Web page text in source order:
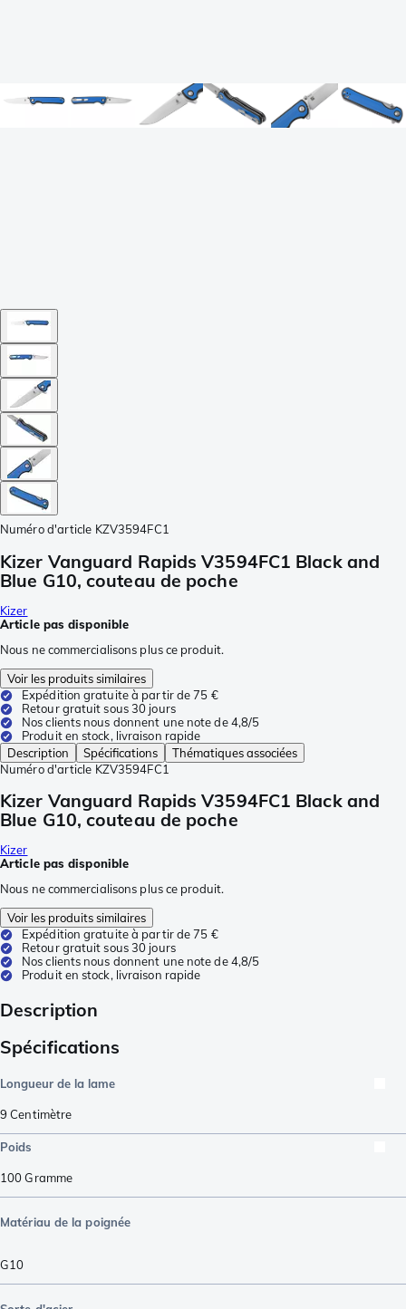
Numéro d'article KZV3594FC1
Kizer Vanguard Rapids V3594FC1 Black and
Blue G10, couteau de poche
Kizer
Article pas disponible
Nous ne commercialisons plus ce produit.
Voir les produits similaires
Expédition gratuite à partir de 75 €
Retour gratuit sous 30 jours
Nos clients nous donnent une note de 4,8/5
Produit en stock, livraison rapide
Description
Spécifications
Thématiques associées
Numéro d'article KZV3594FC1
Kizer Vanguard Rapids V3594FC1 Black and
Blue G10, couteau de poche
Kizer
Article pas disponible
Nous ne commercialisons plus ce produit.
Voir les produits similaires
Expédition gratuite à partir de 75 €
Retour gratuit sous 30 jours
Nos clients nous donnent une note de 4,8/5
Produit en stock, livraison rapide
Description
Spécifications
Longueur de la lame
9 Centimètre
Poids
100Gramme
Matériau de la poignée
G10